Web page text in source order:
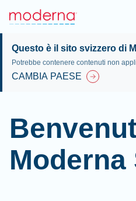
Questo è il sito svizzero di
Potrebbe contenere contenuti non
CAMBIA PAESE
Moderna